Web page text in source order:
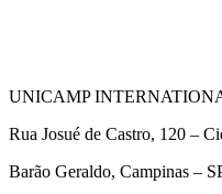
UNICAMP
Rua Josué de Castro, 120 –
Barão Geraldo, Campinas –